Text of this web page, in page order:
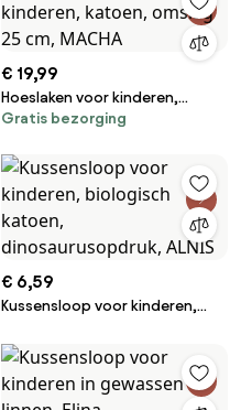
€ 19,99
Hoeslaken voor kinderen,
katoen, omslag 25 cm, MACHA
Gratis bezorging
€ 6,59
Kussensloop voor kinderen,
dinosaurusopdruk, ALNIS